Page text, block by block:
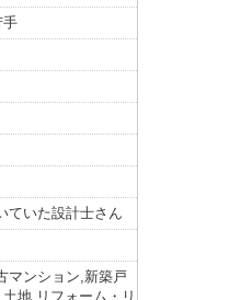
ていた設計士さん
マンション,新築戸
地,リフォーム・リ